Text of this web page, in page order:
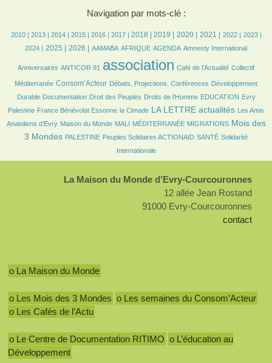
Navigation par mots-clé :
7/2693
2010 |
7/26932013 |
196/2693 2014 |
380/2693 2015 |
454/2693 2016 |
538/2693 2017 |
760/2693 2018 |
805/2693 2019 |
650/2693 2020 |
689/2693 2021 |
533/2693 2022 |
578/2693 2023 |
515/2693
2024 |
600/2693 2025 |
661/2693 2026 |
86/2693 AAMABA
246/2693 AFRIQUE
562/2693 AGENDA
7/2693 Amnesty International
40/2693
Anniversaires ANTICOR 91 association Café de l’Actualité Collectif
Méditerranée
732/2693 Consom’Acteur
165/2693 Débats, Projections, Conférences
177/2693
Développement
Durable
57/2693 Documentation
30/2693 Droit des Peuples
195/2693 Droits de l’Homme
40/2693 EDUCATION
8/2693
Evry
Palestine
125/2693France Bénévolat Essonne
36/2693 la Cimade
1018/2693 LA LETTRE actualités
47/2693
Les Amis
Anatoliens d’Evry
150/2693 Maison du Monde
21/2693 MALI
8/2693 MÉDITERRANÉE
148/2693 MIGRATIONS
1143/2693
Mois des
3 Mondes
111/2693 PALESTINE
116/2693 Peuples Solidaires ACTIONAID
135/2693 SANTÉ
297/2693
Solidarité
Internationale
La Maison du Monde d’Evry-Courcouronnes
12 allée Jean Rostand
91000 Evry-Courcouronnes
contact
o La Maison du Monde
o Les Mois des 3 Mondes o Les semaines du Consom’Acteur
o Les Cafés de l’Actu
o Le Centre de Documentation RITIMO o L’éducation au
Développement